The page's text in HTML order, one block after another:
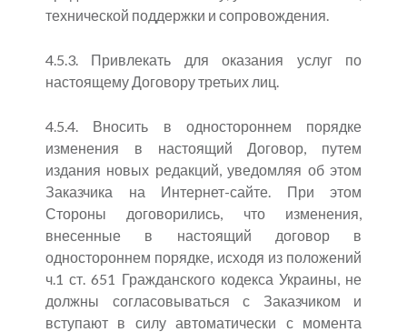
технической поддержки и сопровождения.
4.5.3. Привлекать для оказания услуг по
настоящему Договору третьих лиц.
4.5.4. Вносить в одностороннем порядке
изменения в настоящий Договор, путем
издания новых редакций, уведомляя об этом
Заказчика на Интернет-сайте. При этом
Стороны договорились, что изменения,
внесенные в настоящий договор в
одностороннем порядке, исходя из положений
ч.1 ст. 651 Гражданского кодекса Украины, не
должны согласовываться с Заказчиком и
вступают в силу автоматически с момента